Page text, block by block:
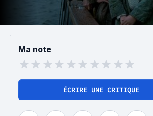
Ma note
ÉCRIRE UNE CRITIQUE